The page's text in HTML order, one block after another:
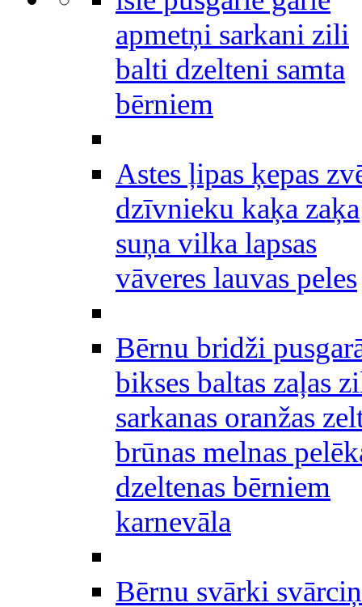
apmetņi sarkani zili
balti dzelteni samta
bērniem
Astes ļipas ķepas
dzīvnieku kaķa zaķa
suņa vilka lapsas
vāveres lauvas peles
Bērnu bridži
bikses baltas zaļas
sarkanas oranžas
brūnas melnas
dzeltenas bērniem
karnevāla
Bērnu svārki